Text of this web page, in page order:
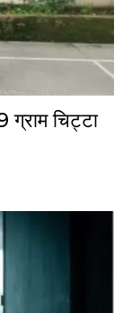
ग्राम चिट्टा